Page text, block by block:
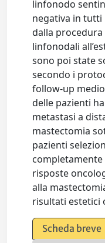
linfonodo
negativa in tutti
dalla
linfonodali
sono poi state
secondo i
follow-up
delle pazienti
metastasi a
mastectomia
pazienti
risposte
alla
risultati estetici
Scheda breve